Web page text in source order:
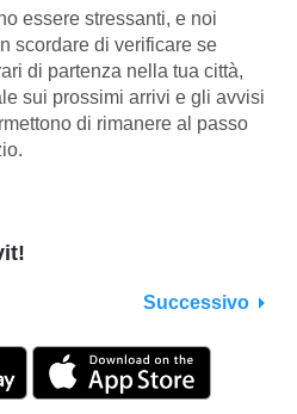
essere stressanti, e noi
scordare di verificare se
di partenza nella tua città,
sui prossimi arrivi e gli avvisi
di rimanere al passo
Successivo